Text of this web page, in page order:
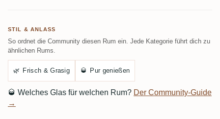
STIL & ANLASS
So ordnet die Community diesen Rum ein. Jede Kategorie führt dich zu
ähnlichen Rums.
🌿 Frisch & Grasig 🥃 Pur genießen
🥃 Welches Glas für welchen Rum? Der Community-Guide
→